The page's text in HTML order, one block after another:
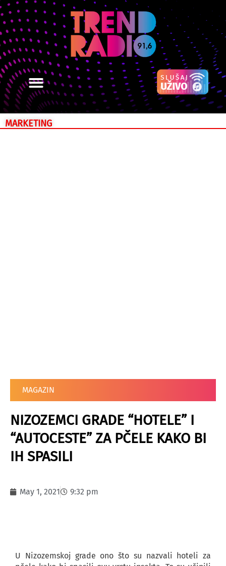
MARKETING
MAGAZIN
NIZOZEMCI GRADE “HOTELE” I
“AUTOCESTE” ZA PČELE KAKO BI
IH SPASILI
May 1, 2021 9:32 pm
U Nizozemskoj grade ono što su nazvali hoteli za